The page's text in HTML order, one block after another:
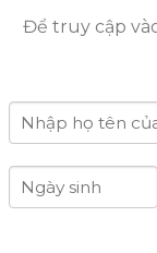
THÔNG
Để truy cập